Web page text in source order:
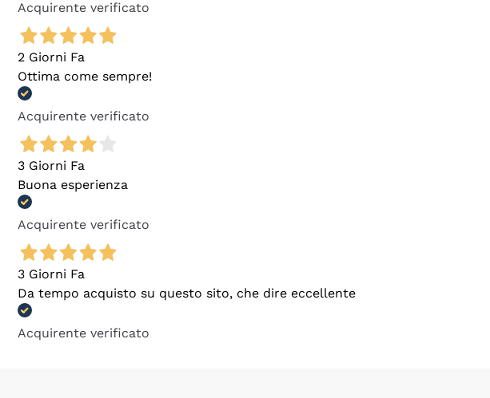
Acquirente verificato
2 Giorni Fa
Ottima come sempre!
Acquirente verificato
3 Giorni Fa
Buona esperienza
Acquirente verificato
3 Giorni Fa
Da tempo acquisto su questo sito, che dire eccellente
Acquirente verificato